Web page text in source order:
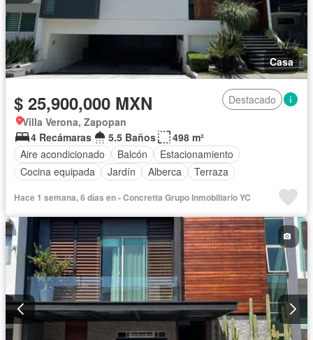
Casa
$ 25,900,000 MXN
Destacado
Villa Verona, Zapopan
4 Recámaras
5.5 Baños
498 m²
Aire acondicionado
Balcón
Estacionamiento
Cocina equipada
Jardín Alberca Terraza
Hace 1 semana, 6 días en - Concretta Grupo Inmobiliario YC